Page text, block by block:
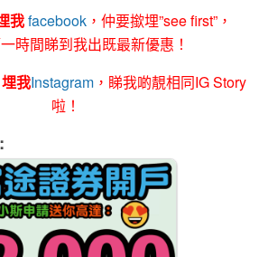
我facebook ，仲要撳埋”see first”，
時間睇到我出既最新優惠！
我Instagram ，睇我啲靚相同IG Story
啦！